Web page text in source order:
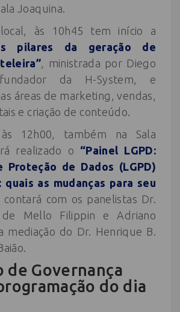
Joaquina.
às 10h45 tem início a
pilares da geração de
, ministrada por Diego
da H-System, e
áreas de marketing, vendas,
e criação de conteúdo.
12h00, também na Sala
realizado o “Painel LGPD:
Proteção de Dados (LGPD)
quais as mudanças para seu
contará com os panelistas Dr.
Mello Filippin e Adriano
mediação do Dr. Henrique B.
de Governança
do dia